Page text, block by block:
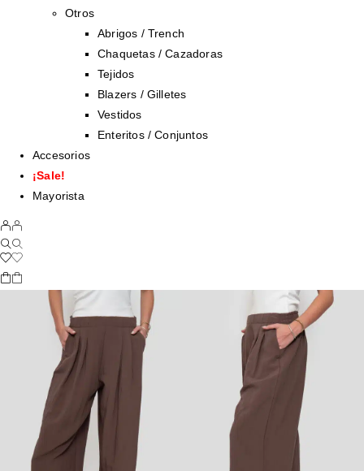
Otros
Abrigos / Trench
Chaquetas / Cazadoras
Tejidos
Blazers / Gilletes
Vestidos
Enteritos / Conjuntos
Accesorios
¡Sale!
Mayorista